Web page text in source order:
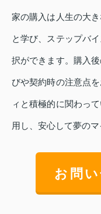
家の購入は人生の大
と学び、ステップバ
択ができます。購入
びや契約時の注意点
ィと積極的に関わっ
用し、安心して夢の
お問